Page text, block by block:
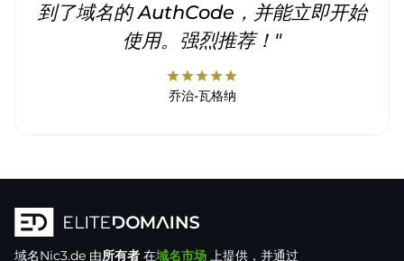
到了域名的 AuthCode，并能立即开始
使用。强烈推荐！"
starstarstarstarstar
乔治-瓦格纳
域名Nic3.de 由所有者 在域名市场 上提供，并通过